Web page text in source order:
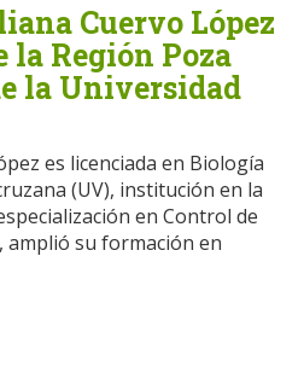
Cuervo López
Región Poza
la Universidad
es licenciada en Biología
(UV), institución en la
en Control de
amplió su formación en